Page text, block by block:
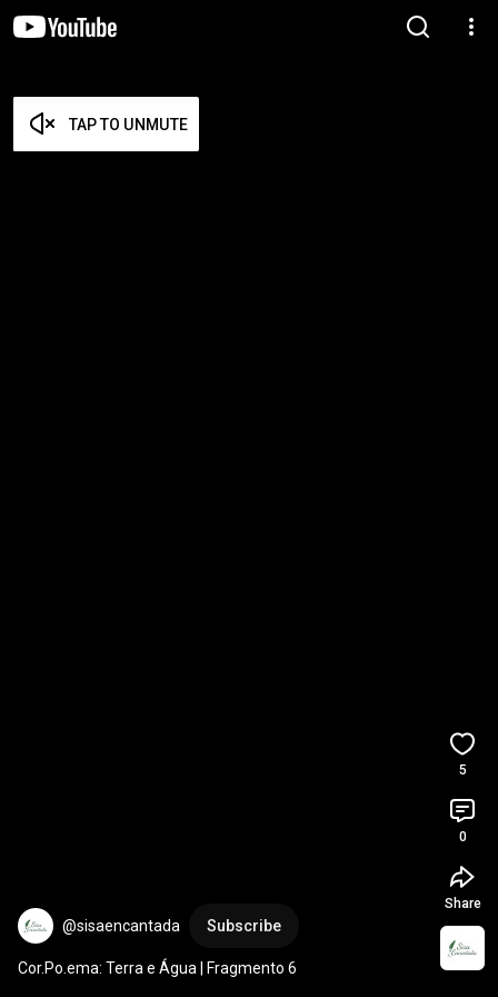
TAP TO UNMUTE
@sisaencantada Subscribe
Cor.Po.ema: Terra e Água | Fragmento 6
5
0
Share